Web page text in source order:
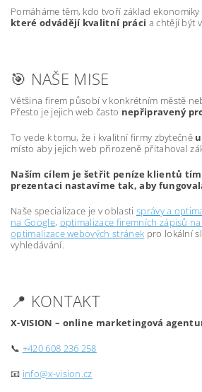
Pomáháme těm, kdo tvoří základ ekonomiky
které odvádějí kvalitní práci a chtějí být
🎯 NAŠE MISE
Většina firem působí v konkrétním městě
Přesto je jejich web často nepřipravený
To vede k tomu, že i kvalitní firmy zbytečně
místo aby jejich web přirozeně přitahoval
Naším cílem je šetřit peníze klientů
prezentaci nastavíme tak, aby
Naše specializace je v oblasti správy a
na Google, optimalizace firemních zápisů na
optimalizace webových stránek pro lokální
vyhledávání.
📍 KONTAKT
X-VISION – online marketingová
📞 +420 608 236 258
📧 info@x-vision.cz